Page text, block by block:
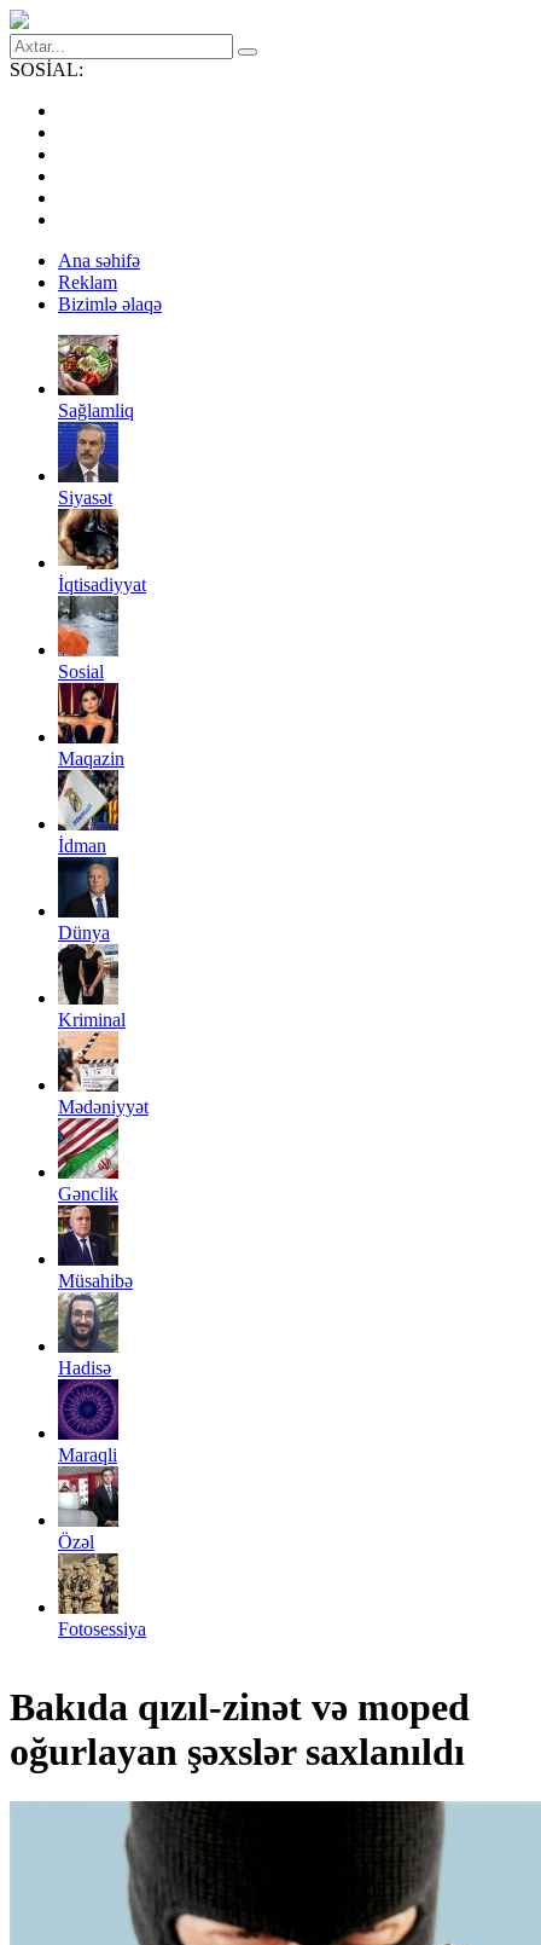
SOSİAL:
Ana səhifə
Reklam
Bizimlə əlaqə
Sağlamliq
Siyasət
İqtisadiyyat
Sosial
Maqazin
İdman
Dünya
Kriminal
Mədəniyyət
Gənclik
Müsahibə
Hadisə
Maraqli
Özəl
Fotosessiya
Bakıda qızıl-zinət və moped
oğurlayan şəxslər saxlanıldı